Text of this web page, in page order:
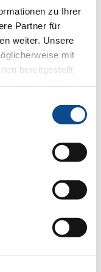
zu Ihrer
Partner für
weiter. Unsere
mit
bereitgestellt